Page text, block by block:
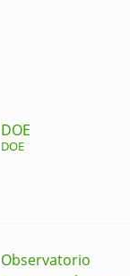
DOE
DOE
Observatorio